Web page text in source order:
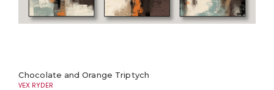
Chocolate and Orange Triptych
VEX RYDER